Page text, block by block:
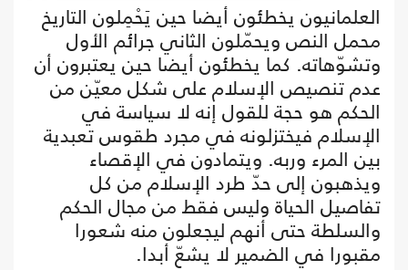
العلمانيون يخطئون أيضا حين يَحْمِلون التاريخ
محمل النص ويحمّلون الثاني جرائم الأول
وتشوّهاته. كما يخطئون أيضا حين يعتبرون أن
عدم تنصيص الإسلام على شكل معيّن من
الحكم هو حجة للقول إنه لا سياسة في
الإسلام فيختزلونه في مجرد طقوس تعبدية
بين المرء وربه. ويتمادون في الإقصاء
ويذهبون إلى حدّ طرد الإسلام من كل
تفاصيل الحياة وليس فقط من مجال الحكم
والسلطة حتى أنهم ليجعلون منه شعورا
مقبورا في الضمير لا يشعّ أبدا.